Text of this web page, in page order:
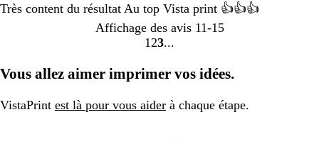
Très content du résultat Au top Vista print 👍👍👍
Affichage des avis 11-15
Accéder
la
1 Accéder
la
2 Accéder
la
3
Vous allez aimer imprimer vos idées.
VistaPrint est là pour vous aider à chaque étape.